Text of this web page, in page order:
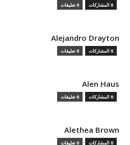
0 المشاركات 0 تعليقات
Alejandro Drayton
0 المشاركات 0 تعليقات
Alen Haus
0 المشاركات 0 تعليقات
Alethea Brown
0 المشاركات 0 تعليقات